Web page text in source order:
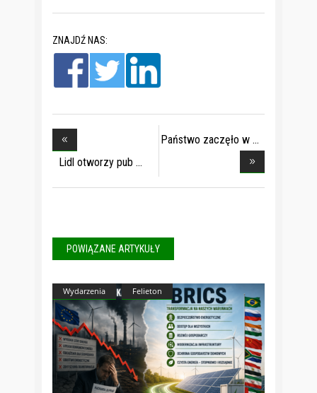
ZNAJDŹ NAS:
Lidl otworzy pub
Państwo zaczęło w
POWIĄZANE ARTYKUŁY
Wydarzenia Felieton